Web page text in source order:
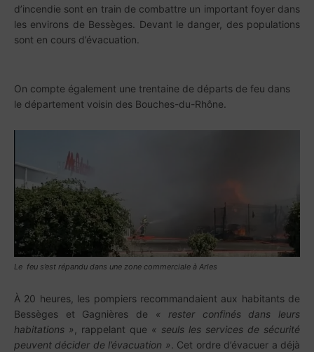
d’incendie sont en train de combattre un important foyer dans
les environs de Bessèges. Devant le danger, des populations
sont en cours d’évacuation.
On compte également une trentaine de départs de feu dans
le département voisin des Bouches-du-Rhône.
Le feu s’est répandu dans une zone commerciale à Arles
À 20 heures, les pompiers recommandaient aux habitants de
Bessèges et Gagnières de « rester confinés dans leurs
habitations »
, rappelant que « seuls les services de sécurité
peuvent décider de l’évacuation ». Cet ordre d’évacuer a déjà